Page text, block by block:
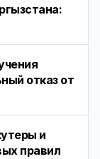
отказ от
и
правил